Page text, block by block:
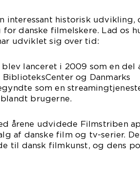
interessant historisk udvikling,
danske filmelskere. Lad os
udviklet sig over tid:
lanceret i 2009 som en del
og Danmarks
som en
brugerne.
årene udvidede Filmstriben
af danske film og tv-serier.
til dansk filmkunst, og dens